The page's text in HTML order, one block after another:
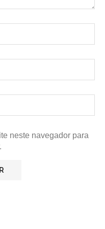
neste navegador para